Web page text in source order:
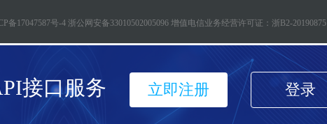
接口服务 立即注册 登录
备17047587号-4 浙公网安备33010502005096 增值电信业务经营许可证：浙B2-20190875